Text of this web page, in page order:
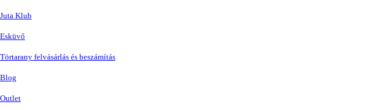
Juta Klub
Esküvő
Törtarany felvásárlás és beszámítás
Blog
Outlet